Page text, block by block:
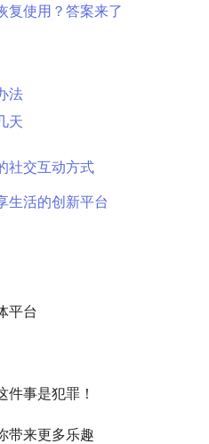
复使用？答案来了
法
天
社交互动方式
生活的创新平台
平台
事是犯罪！
带来更多乐趣